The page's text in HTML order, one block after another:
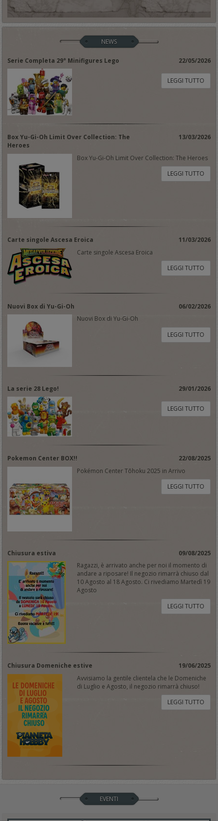
NEWS
Serie Completa 29° Minifigures Lego 22/05/2026
LEGGI TUTTO
Box Yu-Gi-Oh Limit Over Collection: The
Heroes
13/03/2026
Box Yu-Gi-Oh Limit Over Collection: The Heroes
LEGGI TUTTO
Carte singole Ascesa Eroica
11/03/2026
Carte singole Ascesa Eroica
LEGGI TUTTO
Nuovi Box di Yu-Gi-Oh
06/02/2026
Nuovi Box di Yu-Gi-Oh
LEGGI TUTTO
La serie 28 Lego! 29/01/2026
LEGGI TUTTO
Pokemon Center BOX!!
22/08/2025
Pokémon Center Tōhoku 2025 in Arrivo
LEGGI TUTTO
Chiusura estiva
09/08/2025
Ragazzi, è arrivato anche per noi il momento di
andare a riposare! Il negozio rimarrà chiuso dal
10 Agosto al 18 Agosto. Ci rivediamo Martedì 19
Agosto
LEGGI TUTTO
Chiusura Domeniche estive
19/06/2025
Avvisiamo la gentile clientela che le Domeniche
di Luglio e Agosto, il negozio rimarrà chiuso!
LEGGI TUTTO
EVENTI